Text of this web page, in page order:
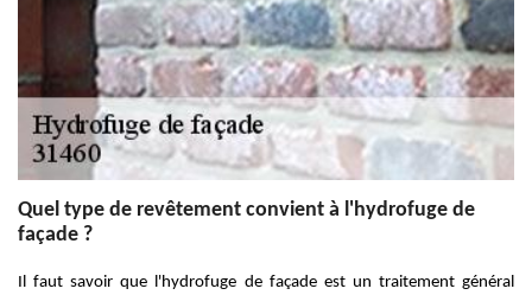
Quel type de revêtement convient à l'hydrofuge de
façade ?
Il faut savoir que l'hydrofuge de façade est un traitement général